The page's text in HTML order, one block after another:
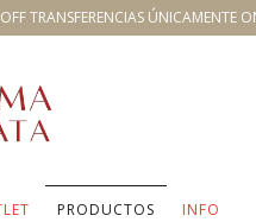
TRANSFERENCIAS ÚNICAMENTE
PRODUCTOS INFO